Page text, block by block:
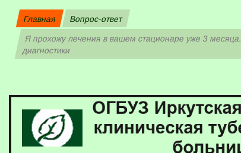
Главная
Вопрос-ответ
Я прохожу лечения в вашем стационаре уже 3
диагностики